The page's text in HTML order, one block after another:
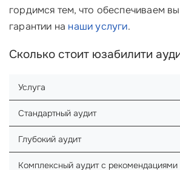
гордимся тем, что обеспечиваем
гарантии на наши услуги.
Сколько стоит юзабилити
Услуга
Стандартный аудит
Глубокий аудит
Комплексный аудит с рекомендациями